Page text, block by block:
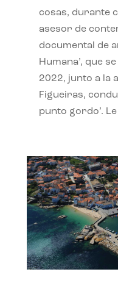
cosas, durante
asesor de
documental de
Humana’, que
2022, junto a la
Figueiras,
punto gordo’.